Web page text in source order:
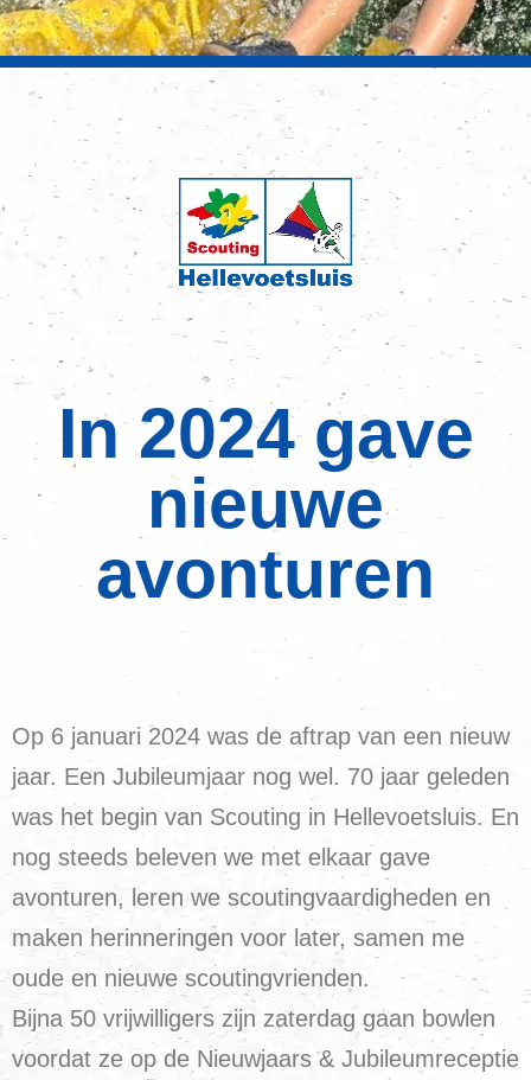
In 2024 gave
nieuwe
avonturen
Op 6 januari 2024 was de aftrap van een nieuw
jaar. Een Jubileumjaar nog wel. 70 jaar geleden
was het begin van Scouting in Hellevoetsluis. En
nog steeds beleven we met elkaar gave
avonturen, leren we scoutingvaardigheden en
maken herinneringen voor later, samen me
oude en nieuwe scoutingvrienden.
Bijna 50 vrijwilligers zijn zaterdag gaan bowlen
voordat ze op de Nieuwjaars & Jubileumreceptie